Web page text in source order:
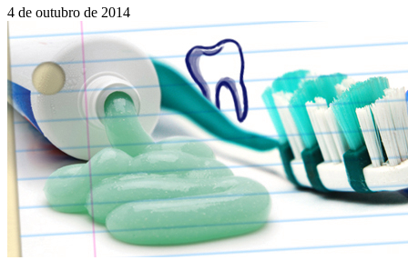
4 de outubro de 2014